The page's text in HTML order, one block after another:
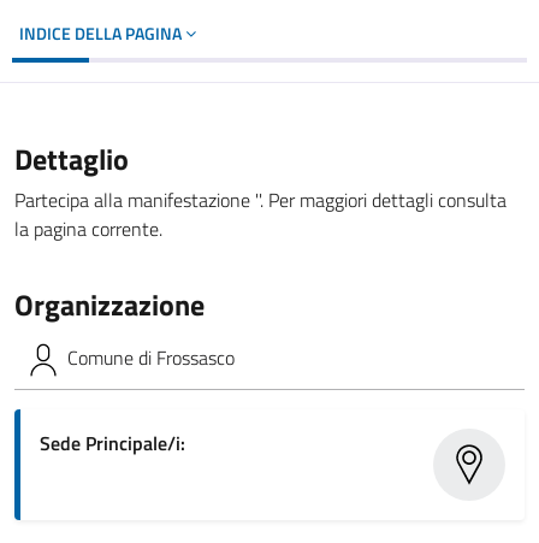
INDICE DELLA PAGINA
Dettaglio
Partecipa alla manifestazione ''. Per maggiori dettagli consulta
la pagina corrente.
Organizzazione
Comune di Frossasco
Sede Principale/i: